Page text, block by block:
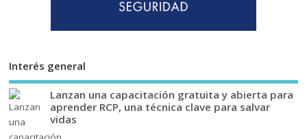
Interés general
Lanzan una capacitación gratuita y abierta para
aprender RCP, una técnica clave para salvar
vidas